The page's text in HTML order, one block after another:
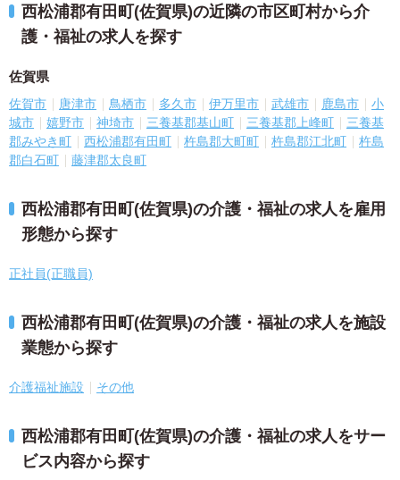
西松浦郡有田町(佐賀県)の近隣の市区町村から介
護・福祉の求人を探す
佐賀県
佐賀市 唐津市 鳥栖市 多久市 伊万里市 武雄市 鹿島市
小
城市
嬉野市 神埼市 三養基郡基山町 三養基郡上峰町
三養基
郡みやき町
西松浦郡有田町 杵島郡大町町 杵島郡江北町
杵島
郡白石町
藤津郡太良町
西松浦郡有田町(佐賀県)の介護・福祉の求人を雇用
形態から探す
正社員(正職員)
西松浦郡有田町(佐賀県)の介護・福祉の求人を施設
業態から探す
介護福祉施設 その他
西松浦郡有田町(佐賀県)の介護・福祉の求人をサー
ビス内容から探す